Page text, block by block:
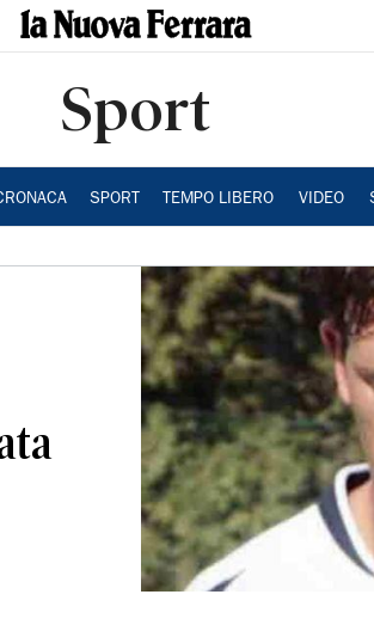
Sport
SPORT TEMPO LIBERO VIDEO